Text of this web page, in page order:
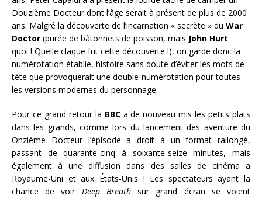
Douzième Docteur dont l’âge serait à présent de plus de 2000
ans. Malgré la découverte de l’incarnation « secrète » du War
Doctor (purée de bâtonnets de poisson, mais John Hurt
quoi ! Quelle claque fut cette découverte !), on garde donc la
numérotation établie, histoire sans doute d’éviter les mots de
tête que provoquerait une double-numérotation pour toutes
les versions modernes du personnage.
Pour ce grand retour la BBCa de nouveau mis les petits plats
dans les grands, comme lors du lancement des aventure du
Onzième Docteur l’épisode a droit à un format rallongé,
passant de quarante-cinq à soixante-seize minutes, mais
également à une diffusion dans des salles de cinéma a
Royaume-Uni et aux États-Unis ! Les spectateurs ayant la
chance de voir Deep Breathsur grand écran se voient